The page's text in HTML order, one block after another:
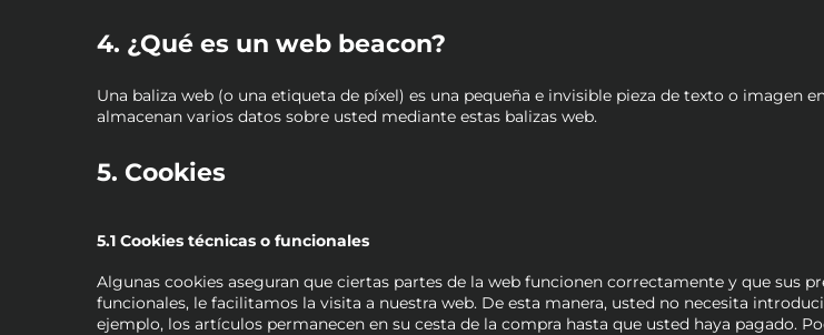
4. ¿Qué es un web beacon?
Una baliza web (o una etiqueta de píxel) es una pequeña e invisible pieza de texto o imagen
almacenan varios datos sobre usted mediante estas balizas web.
5. Cookies
5.1 Cookies técnicas o funcionales
Algunas cookies aseguran que ciertas partes de la web funcionen correctamente y que sus
funcionales, le facilitamos la visita a nuestra web. De esta manera, usted no necesita
ejemplo, los artículos permanecen en su cesta de la compra hasta que usted haya pagado.